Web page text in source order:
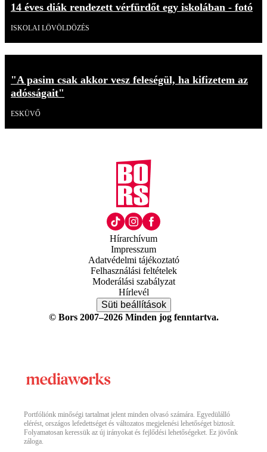
14 éves diák rendezett vérfürdőt egy iskolában - fotó
ISKOLAI LÖVÖLDÖZÉS
"A pasim csak akkor vesz feleségül, ha kifizetem az
adósságait"
ESKÜVŐ
Hírarchívum
Impresszum
Adatvédelmi tájékoztató
Felhasználási feltételek
Moderálási szabályzat
Hírlevél
Süti beállítások
© Bors 2007–2026 Minden jog fenntartva.
Portfóliónk minőségi tartalmat jelent minden olvasó számára. Egyedülálló
elérést, országos lefedettséget és változatos megjelenési lehetőséget biztosít.
Folyamatosan keressük az új irányokat és fejlődési lehetőségeket. Ez jövőnk
záloga.